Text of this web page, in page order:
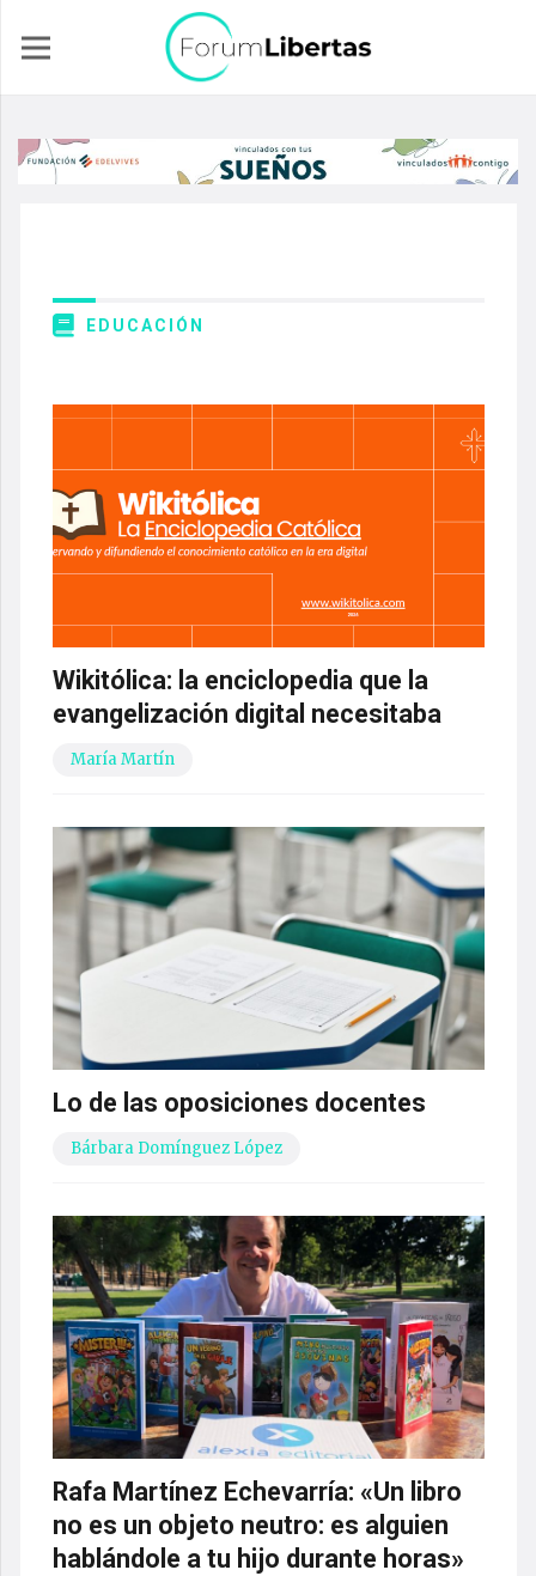
EDUCACIÓN
Wikitólica: la enciclopedia que la
evangelización digital necesitaba
María Martín
Lo de las oposiciones docentes
Bárbara Domínguez López
Rafa Martínez Echevarría: «Un libro
no es un objeto neutro: es alguien
hablándole a tu hijo durante horas»